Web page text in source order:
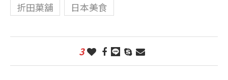
折田菓舖 日本美食
3